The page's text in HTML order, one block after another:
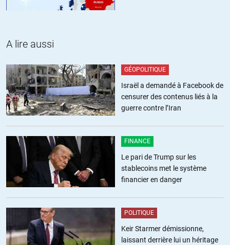
A lire aussi
GÉOPOLITIQUE
Israël a demandé à Facebook de
censurer des contenus liés à la
guerre contre l’Iran
FINANCE
Le pari de Trump sur les
stablecoins met le système
financier en danger
POLITIQUE
Keir Starmer démissionne,
laissant derrière lui un héritage